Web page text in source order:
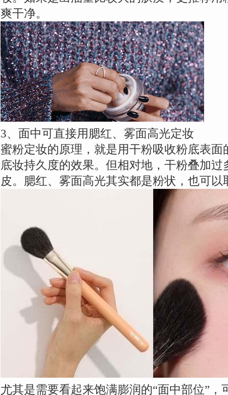
爽干净。
3、面中可直接用腮红、雾面高光定妆
蜜粉定妆的原理，就是用干粉吸收粉底表
底妆持久度的效果。但相对地，干粉叠加
皮。腮红、雾面高光其实都是粉状，也可以
尤其是需要看起来饱满膨润的“面中部位”，